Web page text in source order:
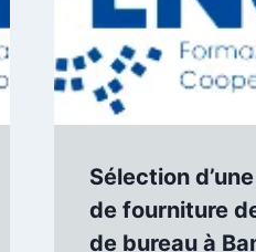
Sélection
de fourniture
de bureau à